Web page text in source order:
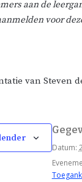
aan de
voor
van Steven
Datum: